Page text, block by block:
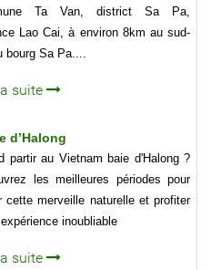
Ta Van, district Sa Pa,
Lao Cai, à environ 8km au sud-
bourg Sa Pa....
suite
d’Halong
partir au Vietnam baie d'Halong ?
les meilleures périodes pour
cette merveille naturelle et profiter
inoubliable
suite